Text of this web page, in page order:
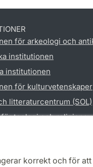
korrekt och för
för arkeologi och
institutionen
institutionen
för kulturvetenskaper
litteraturcentrum (SOL)
teologi och